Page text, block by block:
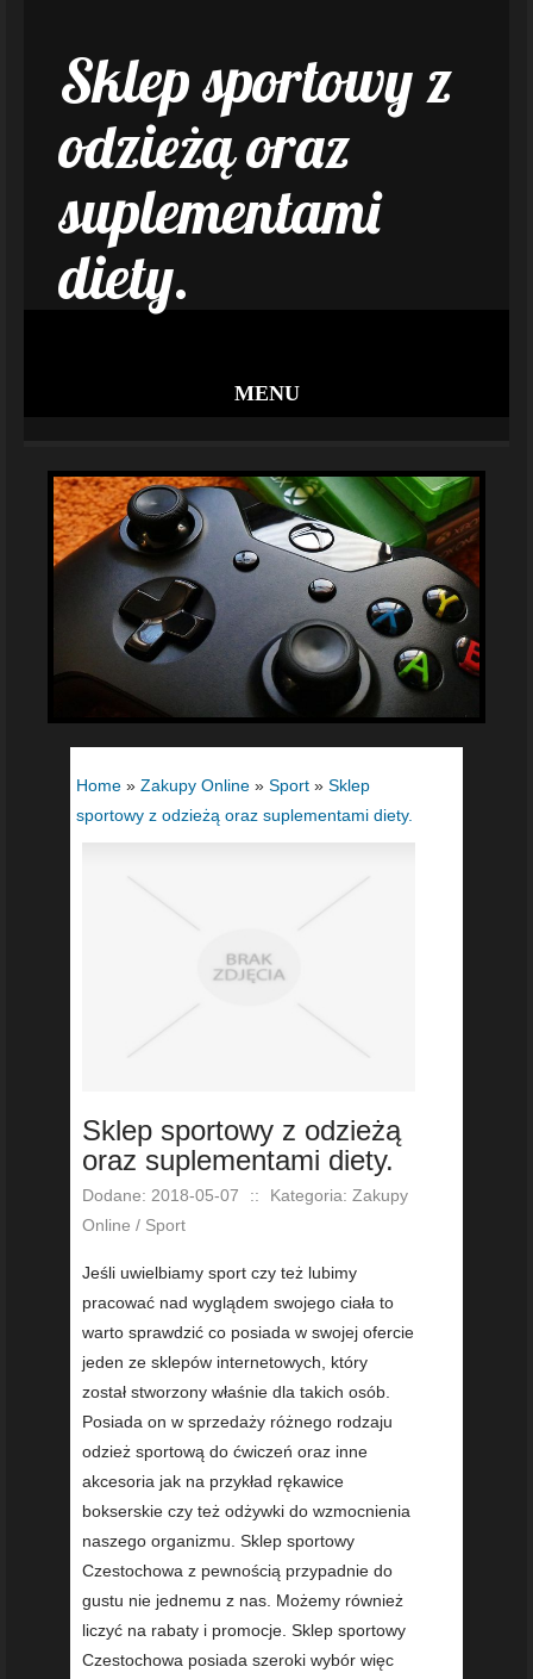
Sklep sportowy z
odzieżą oraz
suplementami
diety.
MENU
Home » Zakupy Online » Sport » Sklep
sportowy z odzieżą oraz suplementami diety.
Sklep sportowy z odzieżą
oraz suplementami diety.
Dodane: 2018-05-07 ::
Kategoria: Zakupy
Online / Sport
Jeśli uwielbiamy sport czy też lubimy
pracować nad wyglądem swojego ciała to
warto sprawdzić co posiada w swojej ofercie
jeden ze sklepów internetowych, który
został stworzony właśnie dla takich osób.
Posiada on w sprzedaży różnego rodzaju
odzież sportową do ćwiczeń oraz inne
akcesoria jak na przykład rękawice
bokserskie czy też odżywki do wzmocnienia
naszego organizmu. Sklep sportowy
Czestochowa z pewnością przypadnie do
gustu nie jednemu z nas. Możemy również
liczyć na rabaty i promocje. Sklep sportowy
Czestochowa posiada szeroki wybór więc